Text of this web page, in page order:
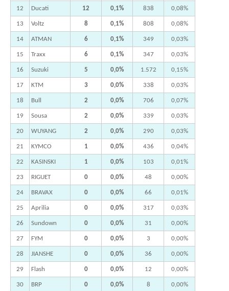
12 Ducati 12 0,1% 838 0,08%
13 Voltz 8 0,1% 808 0,08%
14 ATMAN 6 0,1% 349 0,03%
15 Traxx 6 0,1% 347 0,03%
16 Suzuki 5 0,0% 1.572 0,15%
17 KTM 3 0,0% 338 0,03%
18 Bull 2 0,0% 706 0,07%
19 Sousa 2 0,0% 339 0,03%
20 WUYANG 2 0,0% 290 0,03%
21 KYMCO 1 0,0% 436 0,04%
22 KASINSKI 1 0,0% 103 0,01%
23 RIGUET 0 0,0% 48 0,00%
24 BRAVAX 0 0,0% 66 0,01%
25 Aprilia 0 0,0% 317 0,03%
26 Sundown 0 0,0% 31 0,00%
27 FYM 0 0,0% 3 0,00%
28 JIANSHE 0 0,0% 36 0,00%
29 Flash 0 0,0% 12 0,00%
30 BRP 0 0,0% 8 0,00%